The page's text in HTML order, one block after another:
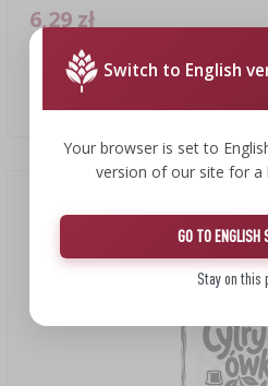
Butelka Herbowa 500 ml z korkiem-
6,29 zł
6,29 PLN/szt.
Switch to English
Your browser is set to
version of our site for a
GO TO ENGLISH
Stay on this